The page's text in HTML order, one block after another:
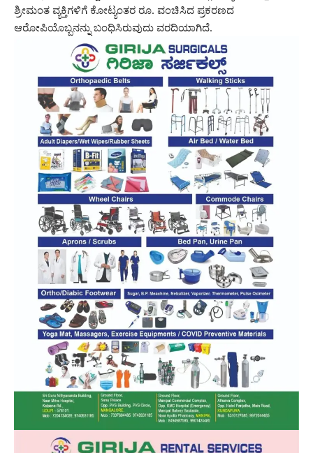
ಶ್ರೀಮಂತ ವ್ಯಕ್ತಿಗಳಿಗೆ ಕೋಟ್ಯಂತರ ರೂ. ವಂಚಿಸಿದ ಪ್ರಕರಣದ
ಆರೋಪಿಯೊಬ್ಬನನ್ನು ಬಂಧಿಸಿರುವುದು ವರದಿಯಾಗಿದೆ.